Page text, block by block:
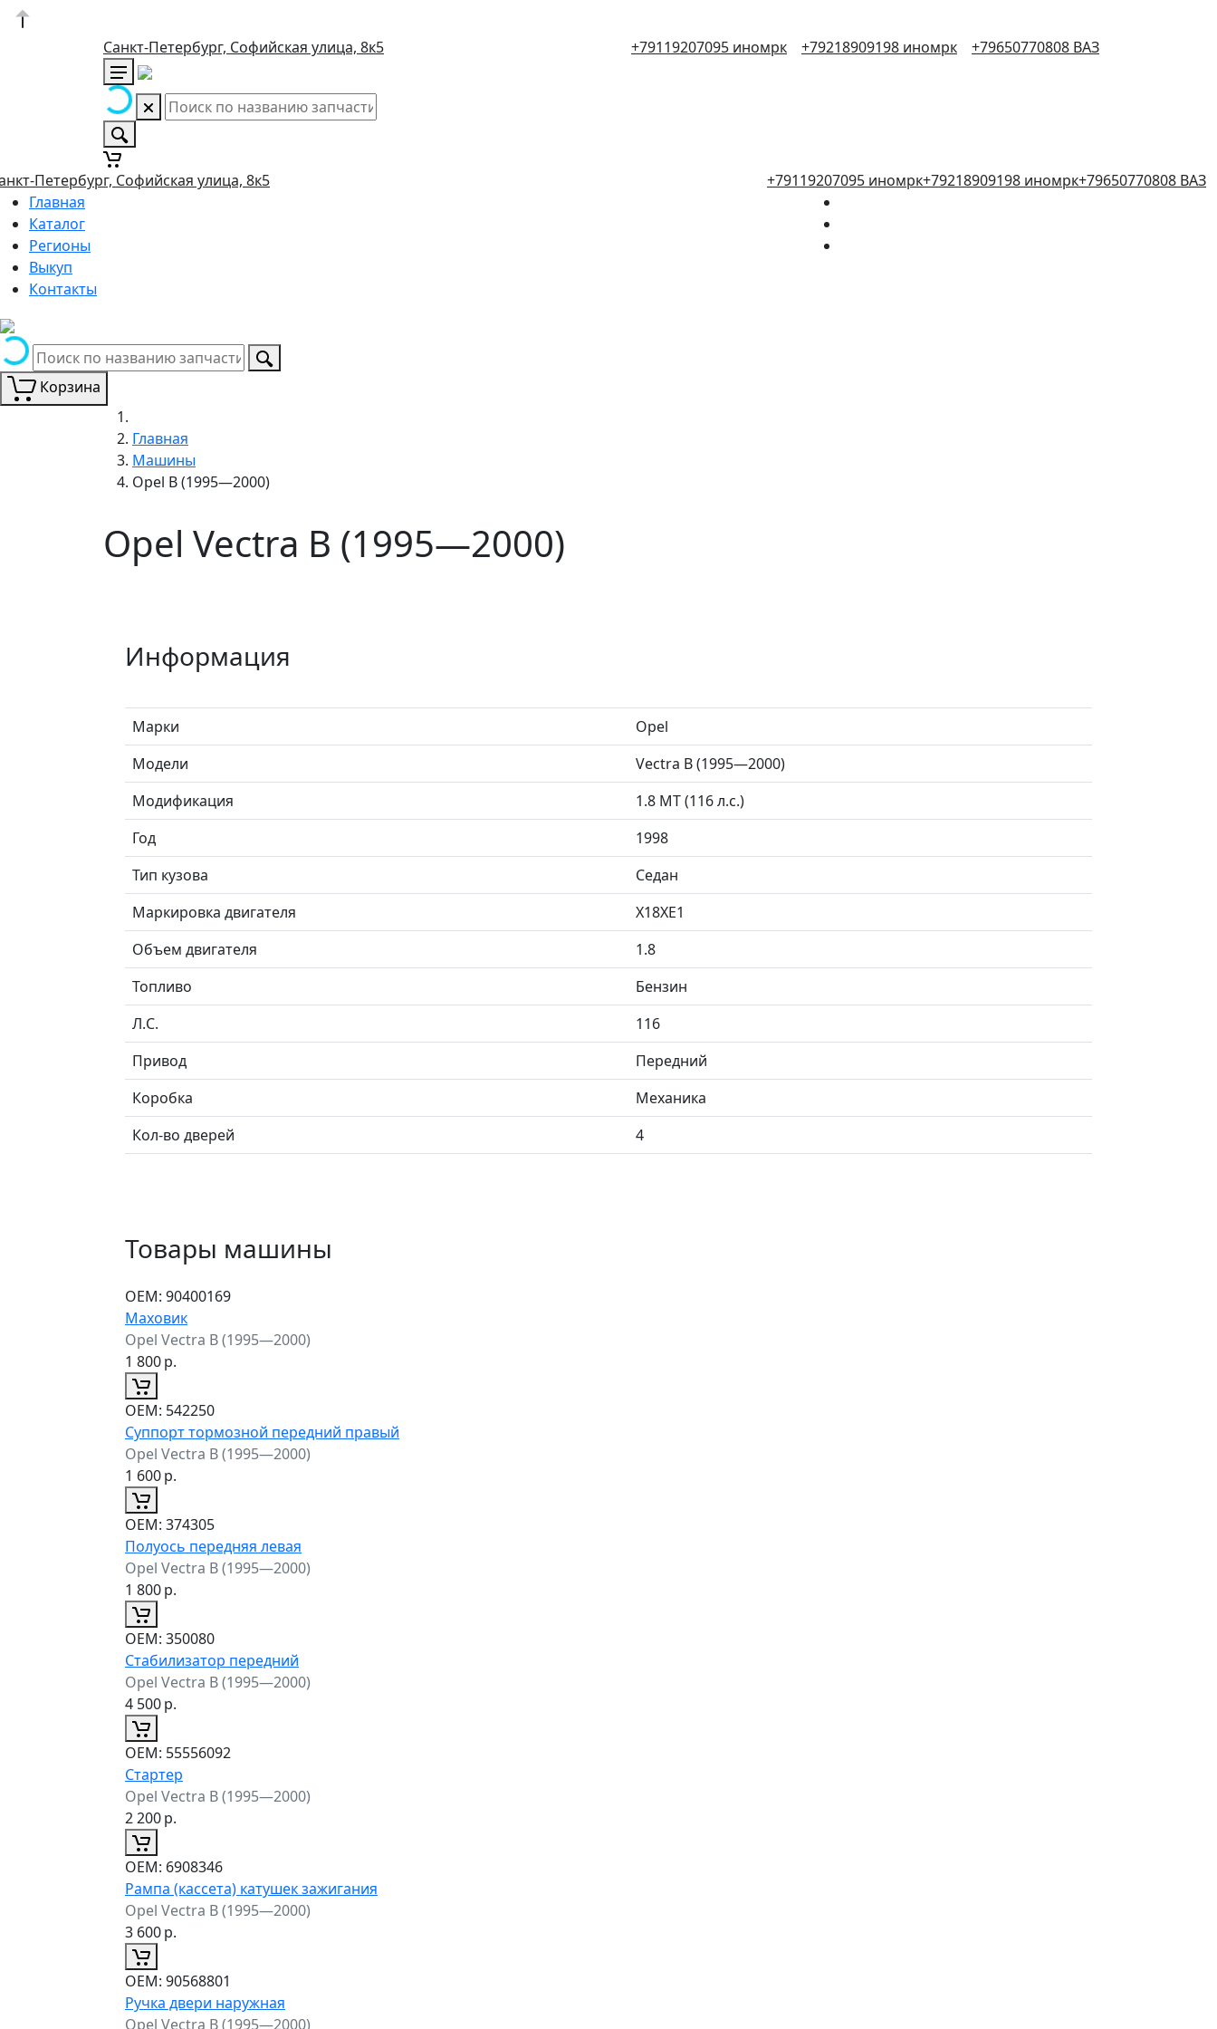
Санкт-Петербург, Софийская улица, 8к5 +79119207095 иномрк +79218909198 иномрк +79650770808 ВАЗ
Петербург, Софийская улица, 8к5 +79119207095 иномрк+79218909198 иномрк+79650770808 ВАЗ
Главная
Каталог
Регионы
Выкуп
Контакты
Корзина
Главная
Машины
Opel B (1995—2000)
Opel Vectra B (1995—2000)
Информация
Марки
Opel
Модели
Vectra B (1995—2000)
Модификация
1.8 MT (116 л.с.)
Год
1998
Тип кузова
Седан
Маркировка двигателя
X18XE1
Объем двигателя
1.8
Топливо
Бензин
Л.C.
116
Привод
Передний
Коробка
Механика
Кол-во дверей
4
Товары машины
ОЕМ: 90400169
Маховик
Opel Vectra B (1995—2000)
1 800р.
ОЕМ: 542250
Суппорт тормозной передний правый
Opel Vectra B (1995—2000)
1 600р.
ОЕМ: 374305
Полуось передняя левая
Opel Vectra B (1995—2000)
1 800р.
ОЕМ: 350080
Стабилизатор передний
Opel Vectra B (1995—2000)
4 500р.
ОЕМ: 55556092
Стартер
Opel Vectra B (1995—2000)
2 200р.
ОЕМ: 6908346
Рампа (кассета) катушек зажигания
Opel Vectra B (1995—2000)
3 600р.
ОЕМ: 90568801
Ручка двери наружная
Opel Vectra B (1995—2000)